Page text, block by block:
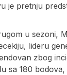
je pretnju
u sezoni,
lideru
zbog
sa 180